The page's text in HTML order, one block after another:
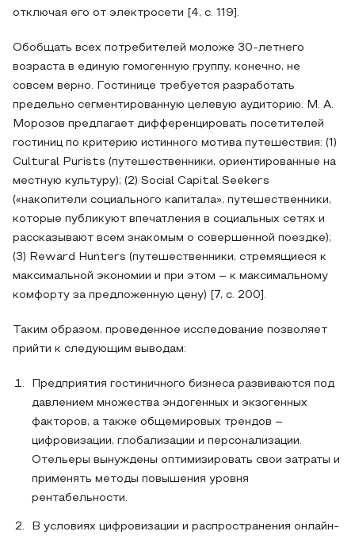
отключая его от электросети [4, c. 119].
Обобщать всех потребителей моложе 30-летнего
возраста в единую гомогенную группу, конечно, не
совсем верно. Гостинице требуется разработать
предельно сегментированную целевую аудиторию. М. А.
Морозов предлагает дифференцировать посетителей
гостиниц по критерию истинного мотива путешествия: (1)
Cultural Purists (путешественники, ориентированные на
местную культуру); (2) Social Capital Seekers
(«накопители социального капитала», путешественники,
которые публикуют впечатления в социальных сетях и
рассказывают всем знакомым о совершенной поездке);
(3) Reward Hunters (путешественники, стремящиеся к
максимальной экономии и при этом – к максимальному
комфорту за предложенную цену) [7, c. 200].
Таким образом, проведенное исследование позволяет
прийти к следующим выводам:
Предприятия гостиничного бизнеса развиваются под
давлением множества эндогенных и экзогенных
факторов, а также общемировых трендов –
цифровизации, глобализации и персонализации.
Отельеры вынуждены оптимизировать свои затраты и
применять методы повышения уровня
рентабельности.
В условиях цифровизации и распространения онлайн-